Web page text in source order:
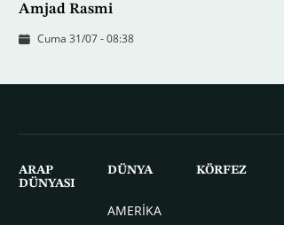
Amjad Rasmi
Cuma 31/07 - 08:38
ARAP
DÜNYASI
DÜNYA
AMERİKA
KÖRFEZ